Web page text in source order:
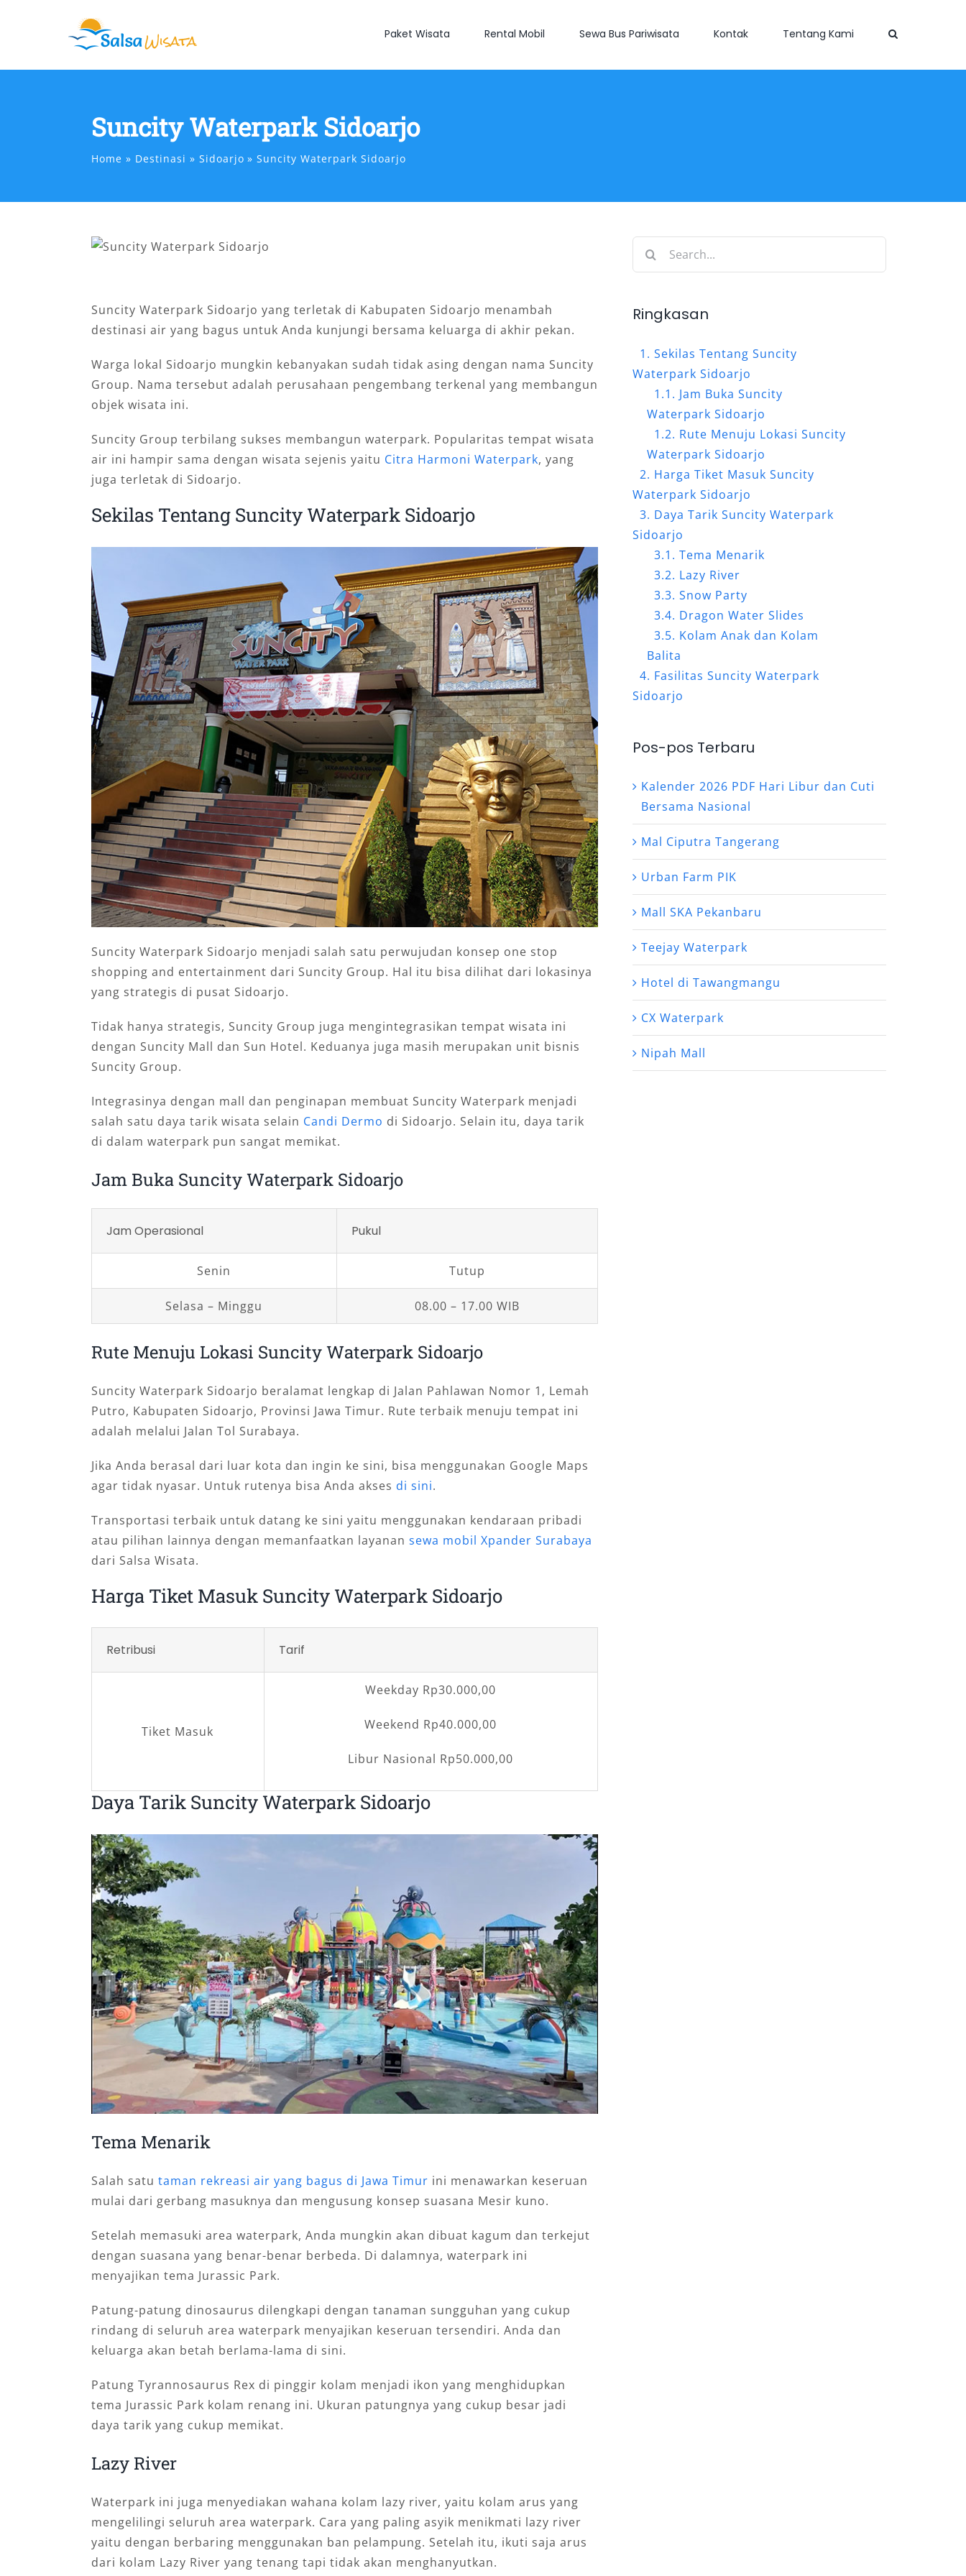
Paket Wisata Rental Mobil Sewa Bus Pariwisata Kontak Tentang Kami
Suncity Waterpark Sidoarjo
Home Destinasi Sidoarjo Suncity Waterpark Sidoarjo
Suncity Waterpark Sidoarjo yang terletak di Kabupaten Sidoarjo menambah
destinasi air yang bagus untuk Anda kunjungi bersama keluarga di akhir pekan.
Warga lokal Sidoarjo mungkin kebanyakan sudah tidak asing dengan nama Suncity
Group. Nama tersebut adalah perusahaan pengembang terkenal yang membangun
objek wisata ini.
Suncity Group terbilang sukses membangun waterpark. Popularitas tempat wisata
air ini hampir sama dengan wisata sejenis yaitu Citra Harmoni Waterpark, yang
juga terletak di Sidoarjo.
Sekilas Tentang Suncity Waterpark Sidoarjo
Suncity Waterpark Sidoarjo menjadi salah satu perwujudan konsep one stop
shopping and entertainment dari Suncity Group. Hal itu bisa dilihat dari lokasinya
yang strategis di pusat Sidoarjo.
Tidak hanya strategis, Suncity Group juga mengintegrasikan tempat wisata ini
dengan Suncity Mall dan Sun Hotel. Keduanya juga masih merupakan unit bisnis
Suncity Group.
Integrasinya dengan mall dan penginapan membuat Suncity Waterpark menjadi
salah satu daya tarik wisata selain Candi Dermo di Sidoarjo. Selain itu, daya tarik
di dalam waterpark pun sangat memikat.
Jam Buka Suncity Waterpark Sidoarjo
Jam Operasional Pukul
Senin Tutup
Selasa – Minggu 08.00 – 17.00 WIB
Rute Menuju Lokasi Suncity Waterpark Sidoarjo
Suncity Waterpark Sidoarjo beralamat lengkap di Jalan Pahlawan Nomor 1, Lemah
Putro, Kabupaten Sidoarjo, Provinsi Jawa Timur. Rute terbaik menuju tempat ini
adalah melalui Jalan Tol Surabaya.
Jika Anda berasal dari luar kota dan ingin ke sini, bisa menggunakan Google Maps
agar tidak nyasar. Untuk rutenya bisa Anda akses di sini.
Transportasi terbaik untuk datang ke sini yaitu menggunakan kendaraan pribadi
atau pilihan lainnya dengan memanfaatkan layanan sewa mobil Xpander Surabaya
dari Salsa Wisata.
Harga Tiket Masuk Suncity Waterpark Sidoarjo
Retribusi Tarif
Tiket Masuk
Weekday Rp30.000,00
Weekend Rp40.000,00
Libur Nasional Rp50.000,00
Daya Tarik Suncity Waterpark Sidoarjo
Tema Menarik
Salah satu taman rekreasi air yang bagus di Jawa Timur ini menawarkan keseruan
mulai dari gerbang masuknya dan mengusung konsep suasana Mesir kuno.
Setelah memasuki area waterpark, Anda mungkin akan dibuat kagum dan terkejut
dengan suasana yang benar-benar berbeda. Di dalamnya, waterpark ini
menyajikan tema Jurassic Park.
Patung-patung dinosaurus dilengkapi dengan tanaman sungguhan yang cukup
rindang di seluruh area waterpark menyajikan keseruan tersendiri. Anda dan
keluarga akan betah berlama-lama di sini.
Patung Tyrannosaurus Rex di pinggir kolam menjadi ikon yang menghidupkan
tema Jurassic Park kolam renang ini. Ukuran patungnya yang cukup besar jadi
daya tarik yang cukup memikat.
Lazy River
Waterpark ini juga menyediakan wahana kolam lazy river, yaitu kolam arus yang
mengelilingi seluruh area waterpark. Cara yang paling asyik menikmati lazy river
yaitu dengan berbaring menggunakan ban pelampung. Setelah itu, ikuti saja arus
dari kolam Lazy River yang tenang tapi tidak akan menghanyutkan.
Search
Ringkasan
Sekilas Tentang Suncity
Waterpark Sidoarjo
Jam Buka Suncity
Waterpark Sidoarjo
Rute Menuju Lokasi Suncity
Waterpark Sidoarjo
Harga Tiket Masuk Suncity
Waterpark Sidoarjo
Daya Tarik Suncity Waterpark
Sidoarjo
Tema Menarik
Lazy River
Snow Party
Dragon Water Slides
Kolam Anak dan Kolam
Balita
Fasilitas Suncity Waterpark
Sidoarjo
Pos-pos Terbaru
Kalender 2026 PDF Hari Libur dan Cuti
Bersama Nasional
Mal Ciputra Tangerang
Urban Farm PIK
Mall SKA Pekanbaru
Teejay Waterpark
Hotel di Tawangmangu
CX Waterpark
Nipah Mall